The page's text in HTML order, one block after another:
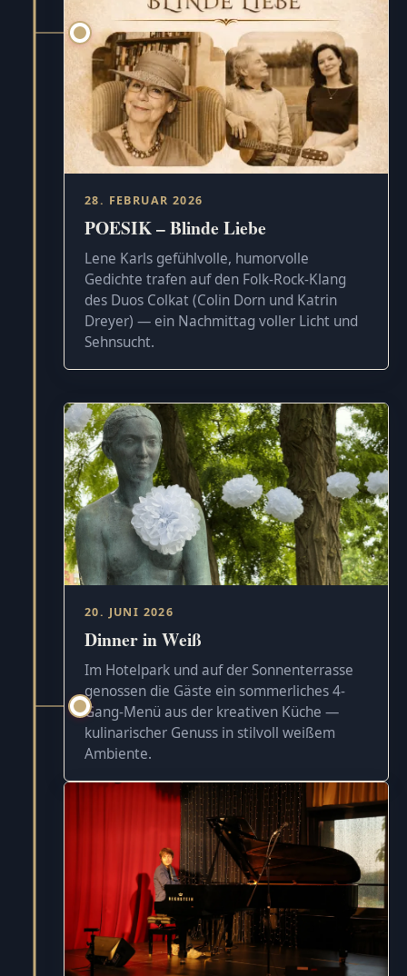
28. FEBRUAR 2026
POESIK – Blinde Liebe
Lene Karls gefühlvolle, humorvolle
Gedichte trafen auf den Folk-Rock-Klang
des Duos Colkat (Colin Dorn und Katrin
Dreyer) — ein Nachmittag voller Licht und
Sehnsucht.
20. JUNI 2026
Dinner in Weiß
Im Hotelpark und auf der Sonnenterrasse
genossen die Gäste ein sommerliches 4-
Gang-Menü aus der kreativen Küche —
kulinarischer Genuss in stilvoll weißem
Ambiente.